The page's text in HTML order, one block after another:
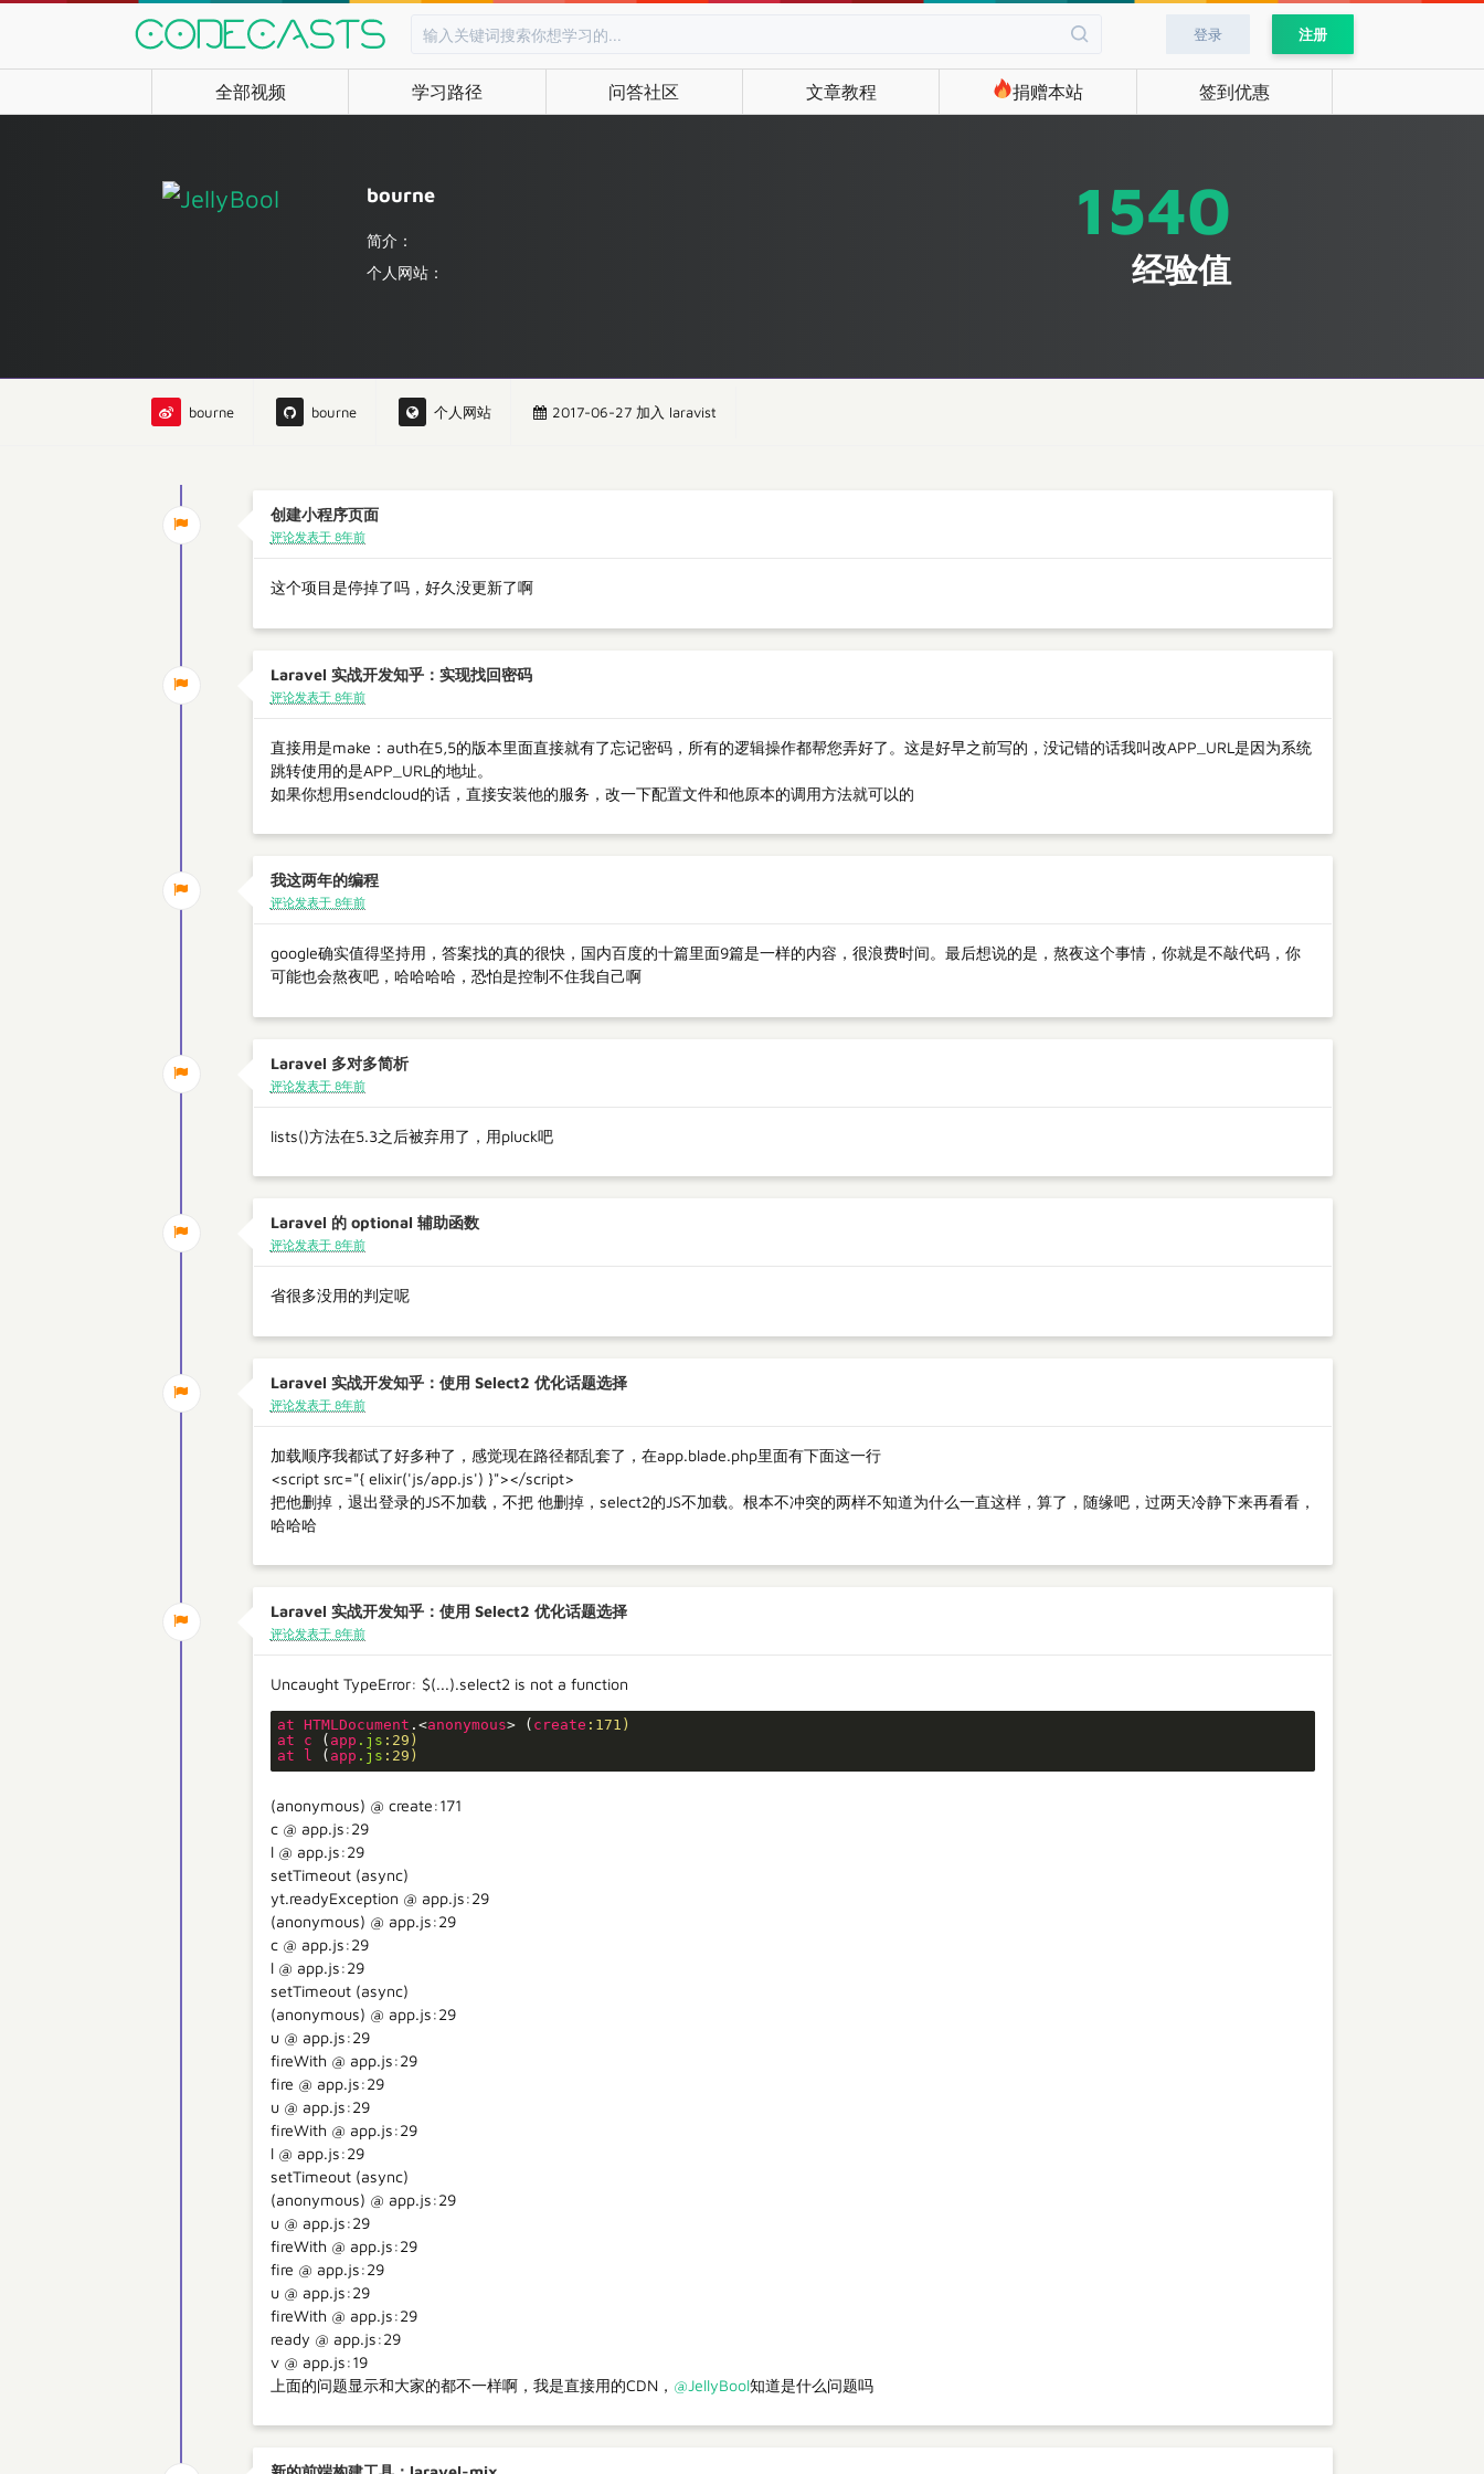
登录 注册
全部视频 学习路径 问答社区 文章教程 捐赠本站 签到优惠
bourne
简介：
个人网站：
1540
经验值
bourne bourne 个人网站 2017-06-27 加入 laravist
创建小程序页面
评论发表于 8年前
这个项目是停掉了吗，好久没更新了啊
Laravel 实战开发知乎：实现找回密码
评论发表于 8年前
直接用是make：auth在5,5的版本里面直接就有了忘记密码，所有的逻辑操作都帮您弄好了。这是好早之前写的，没记错的话我叫改APP_URL是因为系统
跳转使用的是APP_URL的地址。
如果你想用sendcloud的话，直接安装他的服务，改一下配置文件和他原本的调用方法就可以的
我这两年的编程
评论发表于 8年前
google确实值得坚持用，答案找的真的很快，国内百度的十篇里面9篇是一样的内容，很浪费时间。最后想说的是，熬夜这个事情，你就是不敲代码，你
可能也会熬夜吧，哈哈哈哈，恐怕是控制不住我自己啊
Laravel 多对多简析
评论发表于 8年前
lists()方法在5.3之后被弃用了，用pluck吧
Laravel 的 optional 辅助函数
评论发表于 8年前
省很多没用的判定呢
Laravel 实战开发知乎：使用 Select2 优化话题选择
评论发表于 8年前
加载顺序我都试了好多种了，感觉现在路径都乱套了，在app.blade.php里面有下面这一行
<script src="{ elixir('js/app.js') }"></script>
把他删掉，退出登录的JS不加载，不把 他删掉，select2的JS不加载。根本不冲突的两样不知道为什么一直这样，算了，随缘吧，过两天冷静下来再看看，
哈哈哈
Laravel 实战开发知乎：使用 Select2 优化话题选择
评论发表于 8年前
Uncaught TypeError: $(...).select2 is not a function
at HTMLDocument .<anonymous> ( create :171)
at
c ( app .js :29)
at
l ( app .js :29)
(anonymous) @ create:171
c @ app.js:29
l @ app.js:29
setTimeout (async)
yt.readyException @ app.js:29
(anonymous) @ app.js:29
c @ app.js:29
l @ app.js:29
setTimeout (async)
(anonymous) @ app.js:29
u @ app.js:29
fireWith @ app.js:29
fire @ app.js:29
u @ app.js:29
fireWith @ app.js:29
l @ app.js:29
setTimeout (async)
(anonymous) @ app.js:29
u @ app.js:29
fireWith @ app.js:29
fire @ app.js:29
u @ app.js:29
fireWith @ app.js:29
ready @ app.js:29
v @ app.js:19
上面的问题显示和大家的都不一样啊，我是直接用的CDN， @JellyBool知道是什么问题吗